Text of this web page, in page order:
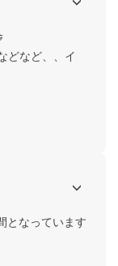
どなど、、イ
となっています